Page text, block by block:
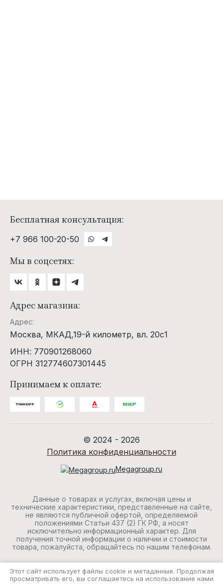
Бесплатная консультация:
+7 966 100-20-50
Мы в соцсетях:
Адрес магазина:
Адрес:
Москва, МКАД,19-й километр, вл. 20с1
ИНН: 770901268060
ОГРН 312774607301445
Принимаем к оплате:
© 2024 - 2026
Политика конфиденциальности
Megagroup.ru
Данные о товарах и услугах, включая цены и
технические характеристики, представленные на сайте,
не являются публичной офертой, определяемой
положениями Статьи 437 (2) ГК РФ, а носят
исключительно информационный характер. Для
получения точной информации о наличии и стоимости
товара, пожалуйста, обращайтесь по нашим телефонам.
Этот сайт использует файлы cookie и метаданные. Продолжая
просматривать его, вы соглашаетесь на использование нами